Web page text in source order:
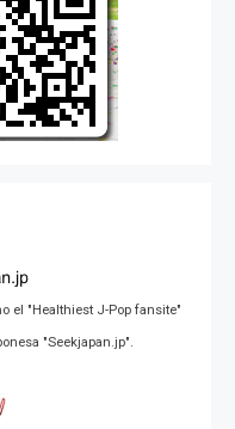
el "Healthiest J-Pop fansite"
"Seekjapan.jp".